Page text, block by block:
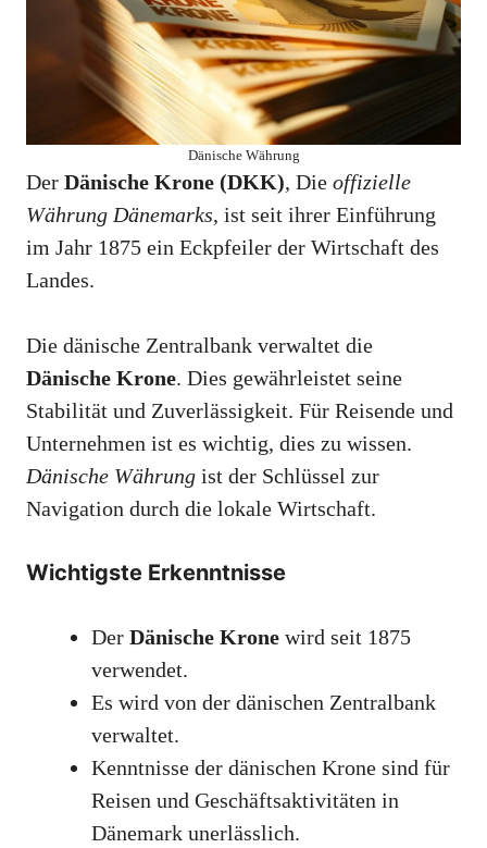
Dänische Währung
Der Dänische Krone (DKK), Die offizielle
Währung Dänemarks, ist seit ihrer Einführung
im Jahr 1875 ein Eckpfeiler der Wirtschaft des
Landes.
Die dänische Zentralbank verwaltet die
Dänische Krone. Dies gewährleistet seine
Stabilität und Zuverlässigkeit. Für Reisende und
Unternehmen ist es wichtig, dies zu wissen.
Dänische Währung ist der Schlüssel zur
Navigation durch die lokale Wirtschaft.
Wichtigste Erkenntnisse
Der Dänische Krone wird seit 1875
verwendet.
Es wird von der dänischen Zentralbank
verwaltet.
Kenntnisse der dänischen Krone sind für
Reisen und Geschäftsaktivitäten in
Dänemark unerlässlich.